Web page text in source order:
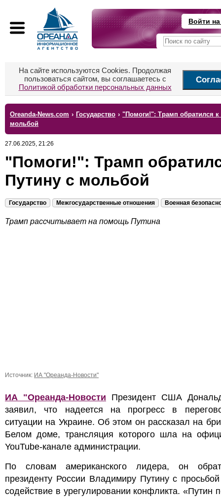
Войти
На сайте используются Cookies. Продолжая
пользоваться сайтом, вы соглашаетесь с
Политикой обработки персональных данных
Oreanda-News.com › Государство › "Помоги!": Трамп обратился к
мольбой
27.06.2025, 21:26
"Помоги!": Трамп
Путину с мольбой
Государство Межгосударственные отношения Военная
Трамп рассчитывает на помощь Путина
Источник: ИА "Ореанда-Новости"
ИА "Ореанда-Новости
Президент США
заявил, что надеется на прогресс в
ситуации на Украине. Об этом он рассказал на
Белом доме, трансляция которого шла на
YouTube-канале администрации.
По словам американского лидера, он
президенту России Владимиру Путину с просьбой
содействие в урегулировании конфликта. «Путин